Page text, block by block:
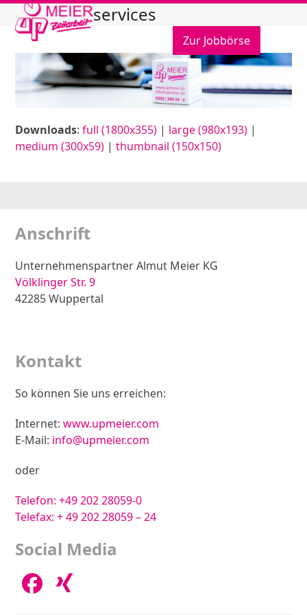
Skip
content
Zur Jobbörse
Open
mobile
menu
Close
mobile
menu
services
Downloads:full (1800x355) | large (980x193) |
medium (300x59) |thumbnail (150x150)
Anschrift
Unternehmenspartner Almut Meier KG
Völklinger Str. 9
42285 Wuppertal
Kontakt
So können Sie uns erreichen:
Internet:www.upmeier.com
E-Mail: info@upmeier.com
oder
Telefon:+49 202 28059-0
Telefax: + 49 202 28059 – 24
Social Media
Facebook
Xing